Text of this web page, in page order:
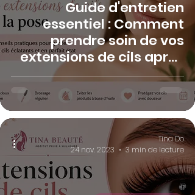
Guide d'entretien
essentiel : Comment
prendre soin de vos
extensions de cils après
la pose
Tina Do
24 nov. 2023
3 min de lecture